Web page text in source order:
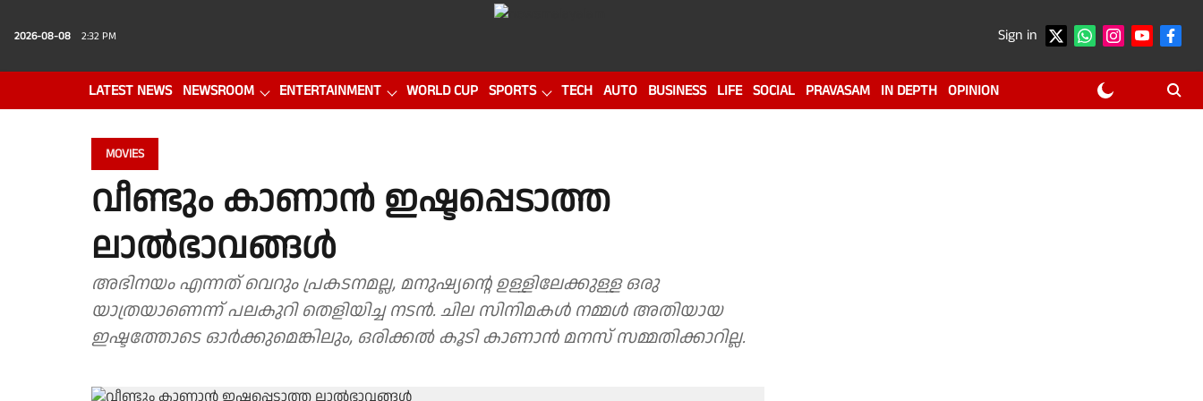
2026-08-08 2:32 PM Sign in
LATEST NEWS NEWSROOM ENTERTAINMENT WORLD CUP SPORTS TECH AUTO BUSINESS LIFE SOCIAL PRAVASAM IN DEPTH OPINION
MOVIES
വീണ്ടും കാണാന്‍ ഇഷ്ടപ്പെടാത്ത
ലാല്‍ഭാവങ്ങള്‍
അഭിനയം എന്നത് വെറും പ്രകടനമല്ല, മനുഷ്യന്റെ ഉള്ളിലേക്കുള്ള ഒരു
യാത്രയാണെന്ന് പലകുറി തെളിയിച്ച നടന്‍. ചില സിനിമകൾ നമ്മൾ അതിയായ
ഇഷ്ടത്തോടെ ഓർക്കുമെങ്കിലും, ഒരിക്കല്‍ കൂടി കാണാന്‍ മനസ് സമ്മതിക്കാറില്ല.